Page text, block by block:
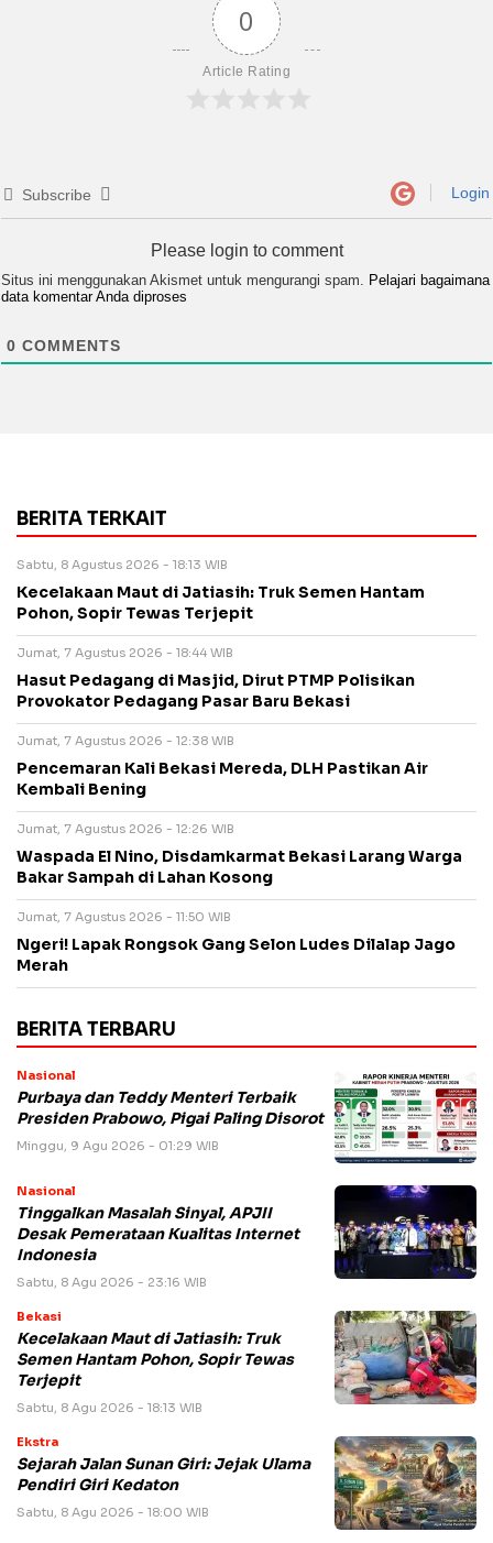
0
Article Rating
Subscribe Login
Please login to comment
Situs ini menggunakan Akismet untuk mengurangi spam.
Pelajari bagaimana
data komentar Anda diproses
0 COMMENTS
BERITA TERKAIT
Sabtu, 8 Agustus 2026 - 18:13 WIB
Kecelakaan Maut di Jatiasih: Truk Semen Hantam
Pohon, Sopir Tewas Terjepit
Jumat, 7 Agustus 2026 - 18:44 WIB
Hasut Pedagang di Masjid, Dirut PTMP Polisikan
Provokator Pedagang Pasar Baru Bekasi
Jumat, 7 Agustus 2026 - 12:38 WIB
Pencemaran Kali Bekasi Mereda, DLH Pastikan Air
Kembali Bening
Jumat, 7 Agustus 2026 - 12:26 WIB
Waspada El Nino, Disdamkarmat Bekasi Larang Warga
Bakar Sampah di Lahan Kosong
Jumat, 7 Agustus 2026 - 11:50 WIB
Ngeri! Lapak Rongsok Gang Selon Ludes Dilalap Jago
Merah
BERITA TERBARU
Nasional
Purbaya dan Teddy Menteri Terbaik
Presiden Prabowo, Pigai Paling Disorot
Minggu, 9 Agu 2026 - 01:29 WIB
Nasional
Tinggalkan Masalah Sinyal, APJII
Desak Pemerataan Kualitas Internet
Indonesia
Sabtu, 8 Agu 2026 - 23:16 WIB
Bekasi
Kecelakaan Maut di Jatiasih: Truk
Semen Hantam Pohon, Sopir Tewas
Terjepit
Sabtu, 8 Agu 2026 - 18:13 WIB
Ekstra
Sejarah Jalan Sunan Giri: Jejak Ulama
Pendiri Giri Kedaton
Sabtu, 8 Agu 2026 - 18:00 WIB